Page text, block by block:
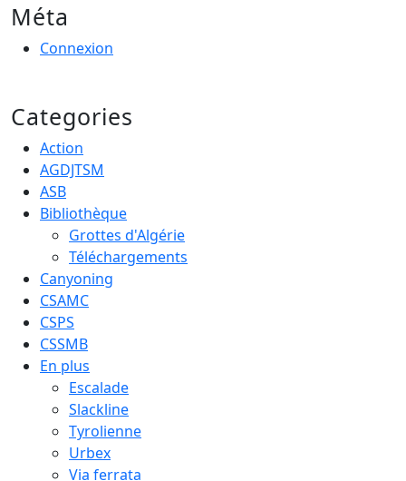
Méta
Connexion
Categories
Action
AGDJTSM
ASB
Bibliothèque
Grottes d'Algérie
Téléchargements
Canyoning
CSAMC
CSPS
CSSMB
En plus
Escalade
Slackline
Tyrolienne
Urbex
Via ferrata